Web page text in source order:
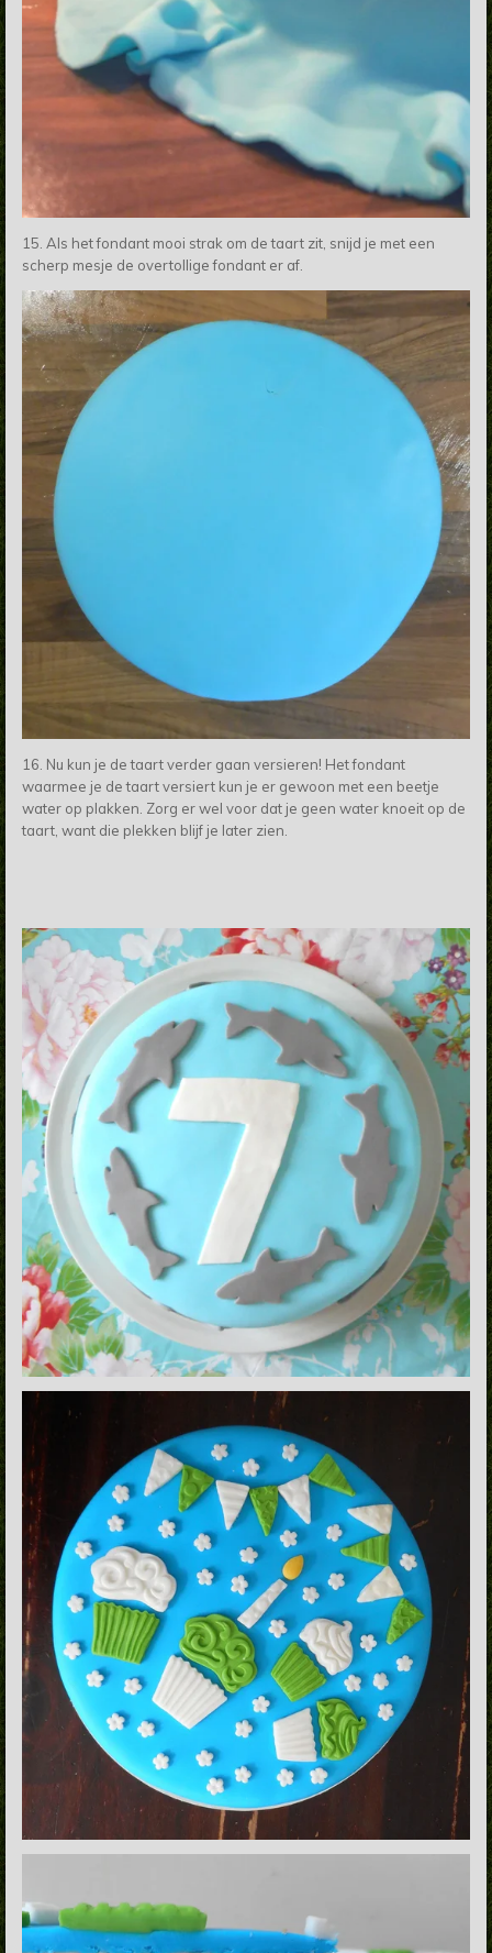
15. Als het fondant mooi strak om de taart zit, snijd je met een
scherp mesje de overtollige fondant er af.
16. Nu kun je de taart verder gaan versieren! Het fondant
waarmee je de taart versiert kun je er gewoon met een beetje
water op plakken. Zorg er wel voor dat je geen water knoeit op de
taart, want die plekken blijf je later zien.